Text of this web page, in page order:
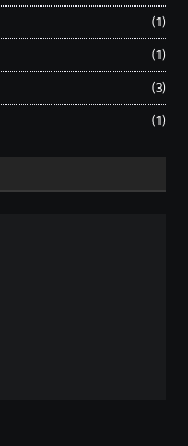
(1)
(1)
(3)
(1)